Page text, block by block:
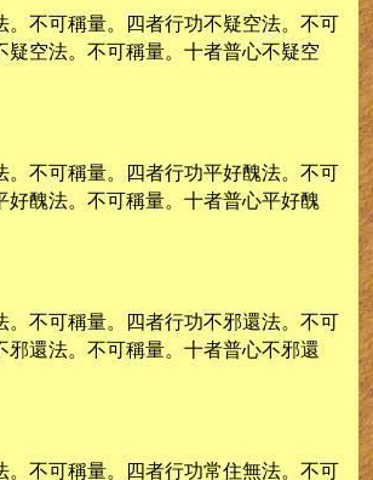
不可稱量。四者行功不疑空法。不可
空法。不可稱量。十者普心不疑空
不可稱量。四者行功平好醜法。不可
醜法。不可稱量。十者普心平好醜
不可稱量。四者行功不邪還法。不可
還法。不可稱量。十者普心不邪還
不可稱量。四者行功常住無法。不可